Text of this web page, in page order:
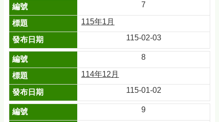
7
115年1月
115-02-03
8
114年12月
115-01-02
9